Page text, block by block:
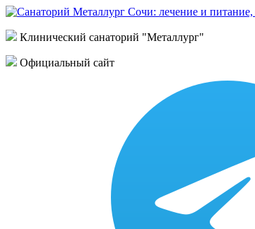
Клинический санаторий "Металлург"
Официальный сайт